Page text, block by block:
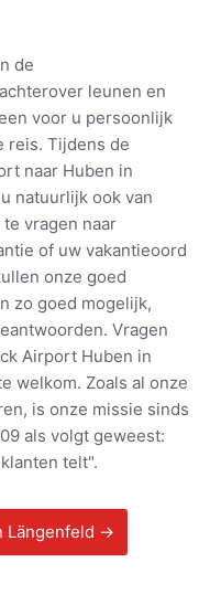
de
leunen en
voor u persoonlijk
reis. Tijdens de
naar Huben in
natuurlijk ook van
vragen naar
of uw vakantieoord
onze goed
zo goed mogelijk,
Vragen
Airport Huben in
welkom. Zoals al onze
is onze missie sinds
als volgt geweest:
telt".
Längenfeld →